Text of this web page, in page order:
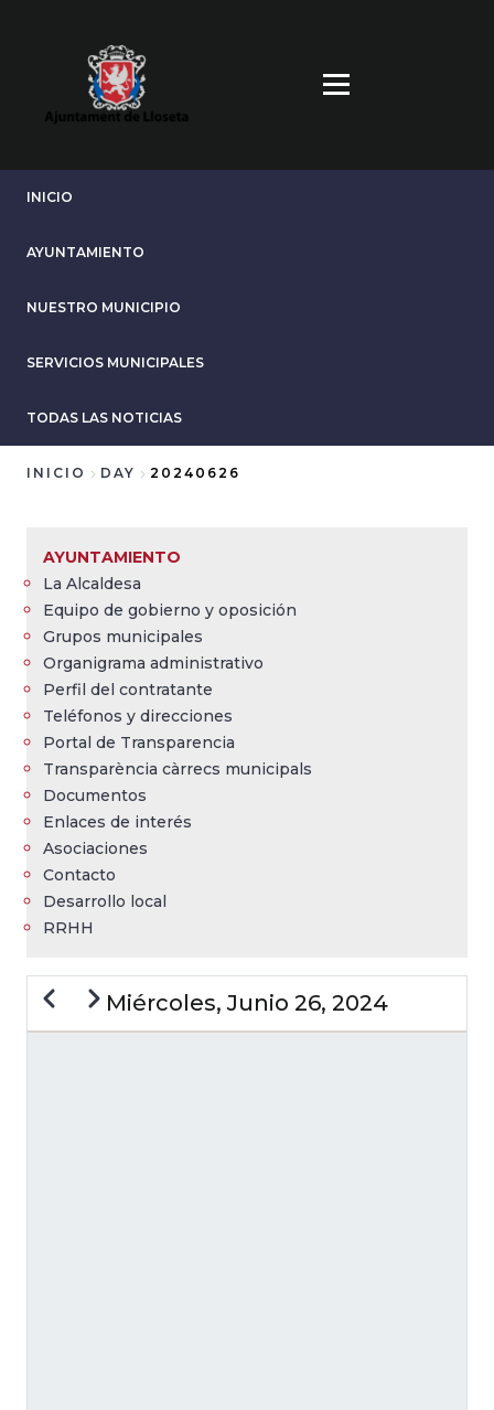
INICIO
AYUNTAMIENTO
NUESTRO MUNICIPIO
SERVICIOS MUNICIPALES
TODAS LAS NOTICIAS
enlaces
de
ayuda
a
la
navegación
INICIO DAY 20240626
AYUNTAMIENTO
La Alcaldesa
Equipo de gobierno y oposición
Grupos municipales
Organigrama administrativo
Perfil del contratante
Teléfonos y direcciones
Portal de Transparencia
Transparència càrrecs municipals
Documentos
Enlaces de interés
Asociaciones
Contacto
Desarrollo local
RRHH
Miércoles, Junio 26, 2024
AnteriorSiguiente